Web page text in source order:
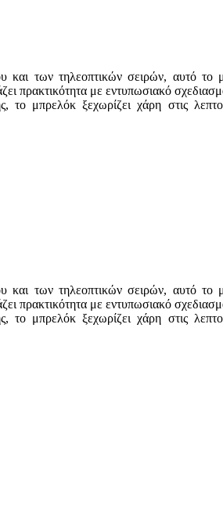
των τηλεοπτικών σειρών, αυτό
πρακτικότητα με εντυπωσιακό
το μπρελόκ ξεχωρίζει χάρη στις
των τηλεοπτικών σειρών, αυτό
πρακτικότητα με εντυπωσιακό
το μπρελόκ ξεχωρίζει χάρη στις